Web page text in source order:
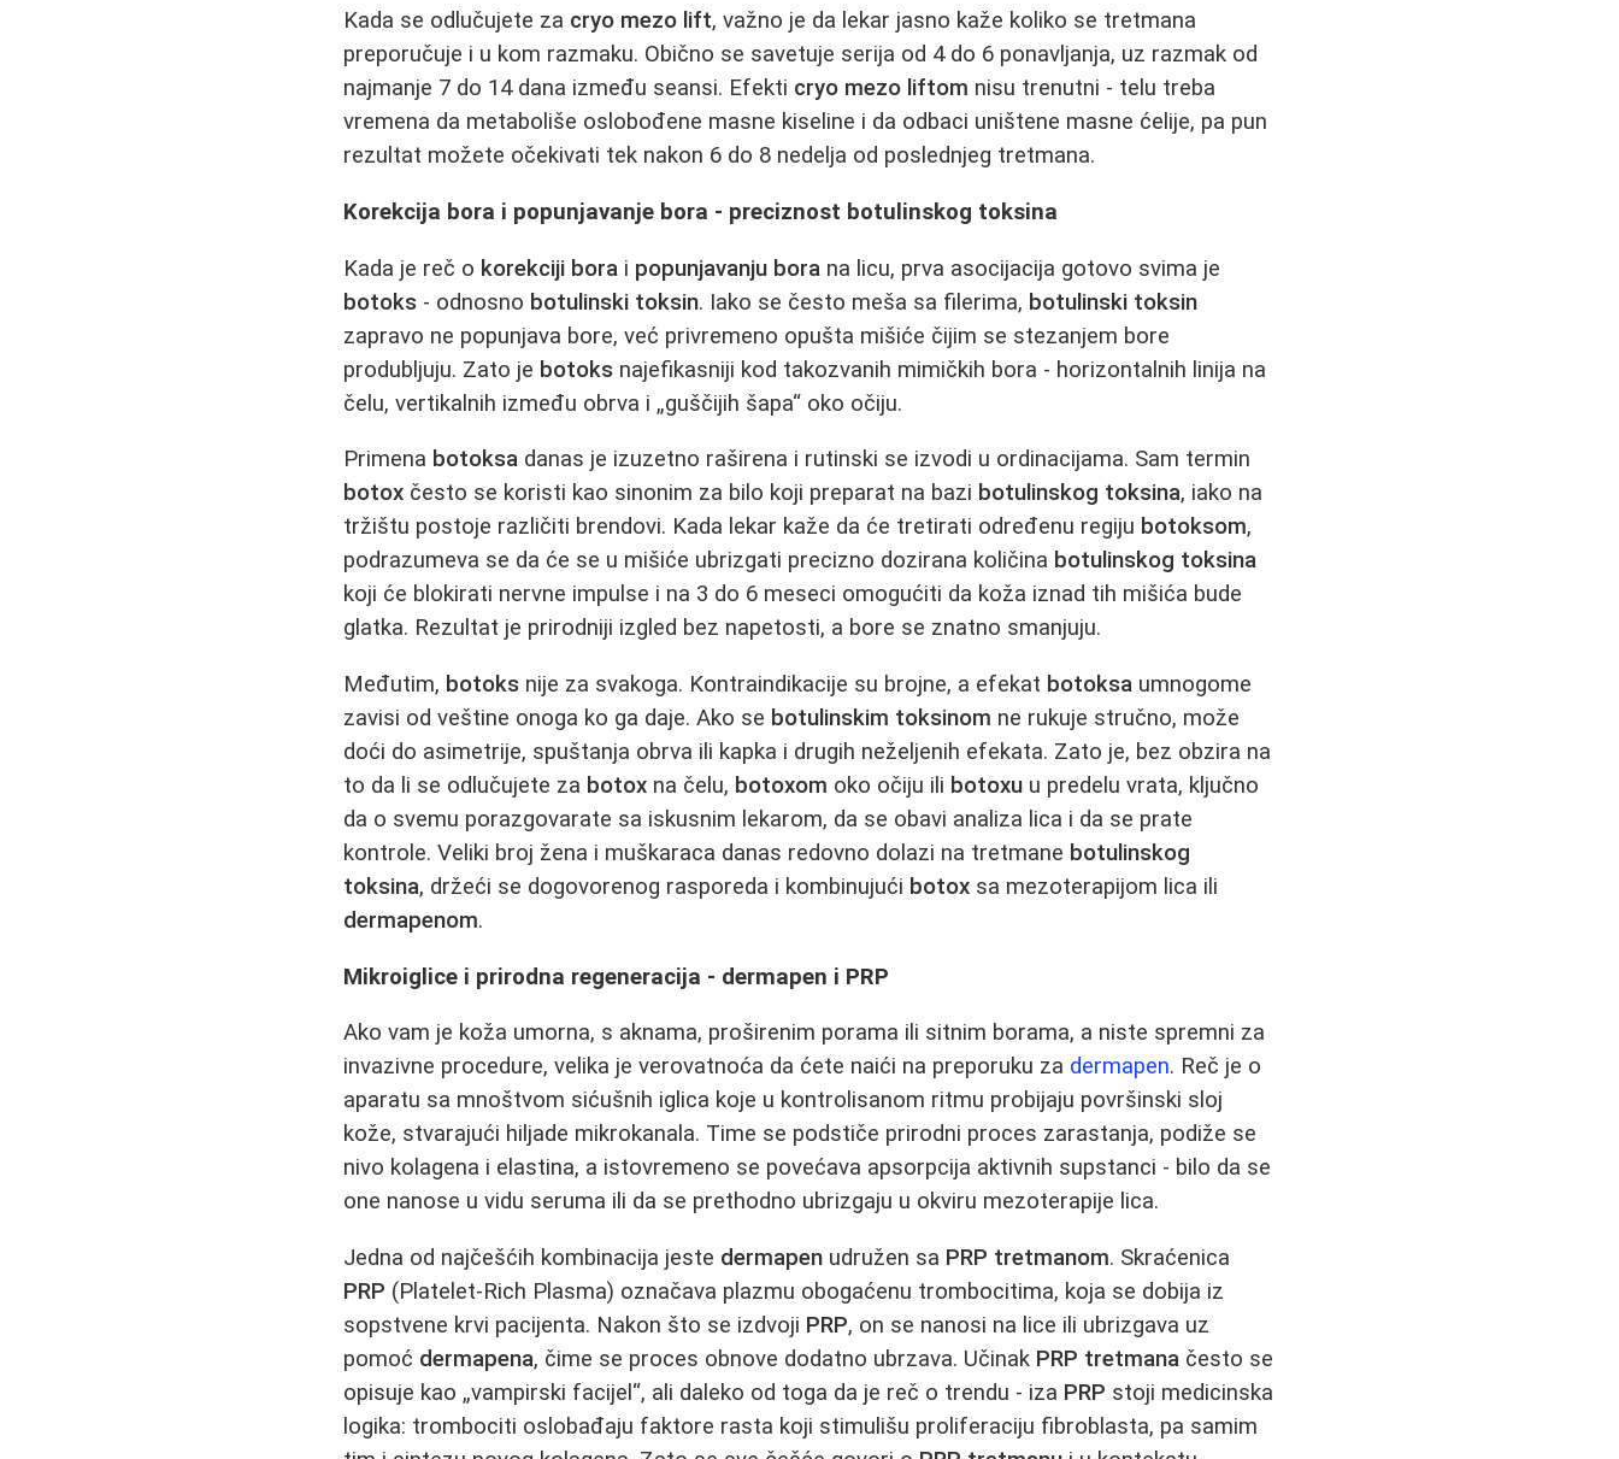
Kada se odlučujete za cryo mezo lift, važno je da lekar jasno kaže koliko se tretmana
preporučuje i u kom razmaku. Obično se savetuje serija od 4 do 6 ponavljanja, uz razmak od
najmanje 7 do 14 dana između seansi. Efekti cryo mezo liftom nisu trenutni - telu treba
vremena da metaboliše oslobođene masne kiseline i da odbaci uništene masne ćelije, pa pun
rezultat možete očekivati tek nakon 6 do 8 nedelja od poslednjeg tretmana.
Korekcija bora i popunjavanje bora - preciznost botulinskog toksina
Kada je reč o korekciji bora i popunjavanju bora na licu, prva asocijacija gotovo svima je
botoks - odnosno botulinski toksin. Iako se često meša sa filerima, botulinski toksin
zapravo ne popunjava bore, već privremeno opušta mišiće čijim se stezanjem bore
produbljuju. Zato je botoks najefikasniji kod takozvanih mimičkih bora - horizontalnih linija na
čelu, vertikalnih između obrva i „guščijih šapa“ oko očiju.
Primena botoksa danas je izuzetno raširena i rutinski se izvodi u ordinacijama. Sam termin
botox često se koristi kao sinonim za bilo koji preparat na bazi botulinskog toksina, iako na
tržištu postoje različiti brendovi. Kada lekar kaže da će tretirati određenu regiju botoksom,
podrazumeva se da će se u mišiće ubrizgati precizno dozirana količina botulinskog toksina
koji će blokirati nervne impulse i na 3 do 6 meseci omogućiti da koža iznad tih mišića bude
glatka. Rezultat je prirodniji izgled bez napetosti, a bore se znatno smanjuju.
Međutim, botoks nije za svakoga. Kontraindikacije su brojne, a efekat botoksa umnogome
zavisi od veštine onoga ko ga daje. Ako se botulinskim toksinom ne rukuje stručno, može
doći do asimetrije, spuštanja obrva ili kapka i drugih neželjenih efekata. Zato je, bez obzira na
to da li se odlučujete za botox na čelu, botoxom oko očiju ili botoxu u predelu vrata, ključno
da o svemu porazgovarate sa iskusnim lekarom, da se obavi analiza lica i da se prate
kontrole. Veliki broj žena i muškaraca danas redovno dolazi na tretmane botulinskog
toksina, držeći se dogovorenog rasporeda i kombinujući botox sa mezoterapijom lica ili
dermapenom.
Mikroiglice i prirodna regeneracija - dermapen i PRP
Ako vam je koža umorna, s aknama, proširenim porama ili sitnim borama, a niste spremni za
invazivne procedure, velika je verovatnoća da ćete naići na preporuku za dermapen. Reč je o
aparatu sa mnoštvom sićušnih iglica koje u kontrolisanom ritmu probijaju površinski sloj
kože, stvarajući hiljade mikrokanala. Time se podstiče prirodni proces zarastanja, podiže se
nivo kolagena i elastina, a istovremeno se povećava apsorpcija aktivnih supstanci - bilo da se
one nanose u vidu seruma ili da se prethodno ubrizgaju u okviru mezoterapije lica.
Jedna od najčešćih kombinacija jeste dermapen udružen sa PRP tretmanom. Skraćenica
PRP (Platelet‑Rich Plasma) označava plazmu obogaćenu trombocitima, koja se dobija iz
sopstvene krvi pacijenta. Nakon što se izdvoji PRP, on se nanosi na lice ili ubrizgava uz
pomoć dermapena, čime se proces obnove dodatno ubrzava. Učinak PRP tretmana često se
opisuje kao „vampirski facijel“, ali daleko od toga da je reč o trendu - iza PRP stoji medicinska
logika: trombociti oslobađaju faktore rasta koji stimulišu proliferaciju fibroblasta, pa samim